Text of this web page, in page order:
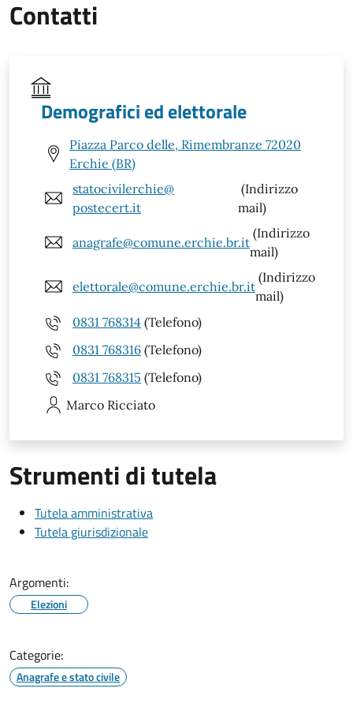
Contatti
Demografici ed elettorale
Piazza Parco delle, Rimembranze 72020
Erchie (BR)
statocivilerchie@
postecert.it
(Indirizzo
mail)
anagrafe@comune.erchie.br.it
(Indirizzo
mail)
elettorale@comune.erchie.br.it
(Indirizzo
mail)
0831 768314 (Telefono)
0831 768316 (Telefono)
0831 768315 (Telefono)
Marco Ricciato
Strumenti di tutela
Tutela amministrativa
Tutela giurisdizionale
Argomenti:
Elezioni
Categorie:
Anagrafe e stato civile